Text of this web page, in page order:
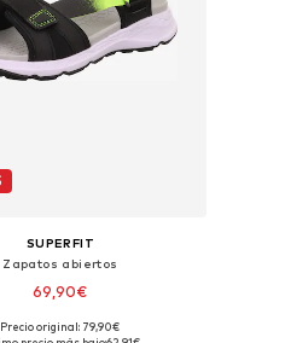
SUPERFIT
Zapatos abiertos
69,90€
27, 29, 31, 34, 42
Precio original: 79,90€